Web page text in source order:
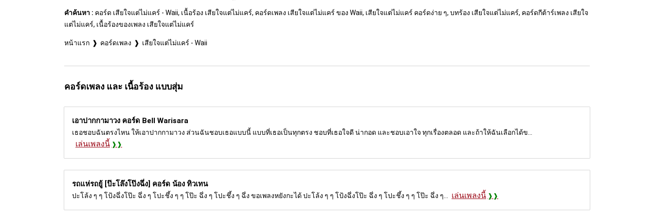
คำค้นหา : คอร์ด เสียใจแต่ไม่แคร์ - Waii, เนื้อร้อง เสียใจแต่ไม่แคร์, คอร์ดเพลง เสียใจแต่ไม่แคร์ ของ Waii, เสียใจแต่ไม่แคร์ คอร์ดง่าย ๆ, บทร้อง เสียใจแต่ไม่แคร์, คอร์ดกีต้าร์เพลง เสียใจ
แต่ไม่แคร์, เนื้อร้องของเพลง เสียใจแต่ไม่แคร์
หน้าแรก คอร์ดเพลง เสียใจแต่ไม่แคร์ - Waii
คอร์ดเพลง และ เนื้อร้อง แบบสุ่ม
เอาปากกามาวง คอร์ด Bell Warisara
เธอชอบฉันตรงไหน ให้เอาปากกามาวง ส่วนฉันชอบเธอแบบนี้ แบบที่เธอเป็นทุกตรง ชอบที่เธอใจดี น่ากอด และชอบเอาใจ ทุกเรื่องตลอด และถ้าให้ฉันเลือกได้ข...
เล่นเพลงนี้
รถแห่รถยู้ [ป๊ะโล๊งโป๊งฉึ่ง] คอร์ด น้อง ทิวเทน
ปะโล้ง ๆ ๆ โป้งฉึ่งโป๊ะ ฉึ่ง ๆ โปะชึ้ง ๆ ๆ โป๊ะ ฉึ่ง ๆ โปะชึ้ง ๆ ฉึ่ง ขอเพลงหยังกะได้ ปะโล้ง ๆ ๆ โป้งฉึ่งโป๊ะ ฉึ่ง ๆ โปะชึ้ง ๆ ๆ โป๊ะ ฉึ่ง ๆ... เล่นเพลงนี้